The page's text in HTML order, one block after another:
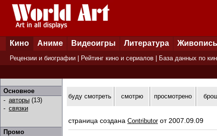
Кино Аниме Видеоигры Литература Живопись
Рецензии и биографии Рейтинг кино и сериалов База данных по
Основное
- авторы (13)
- связки
Промо
буду смотреть смотрю просмотрено
страница создана Contributorот 2007.09.09